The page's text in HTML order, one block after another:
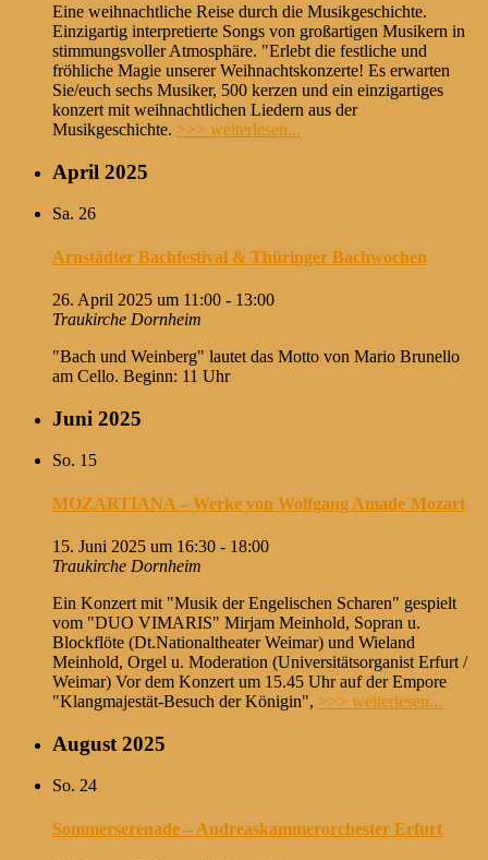
Eine weihnachtliche Reise durch die Musikgeschichte.
Einzigartig interpretierte Songs von großartigen Musikern in
stimmungsvoller Atmosphäre. "Erlebt die festliche und
fröhliche Magie unserer Weihnachtskonzerte! Es erwarten
Sie/euch sechs Musiker, 500 kerzen und ein einzigartiges
konzert mit weihnachtlichen Liedern aus der
Musikgeschichte. >>> weiterlesen...
April 2025
Sa. 26
Arnstädter Bachfestival & Thüringer Bachwochen
26. April 2025 um 11:00 - 13:00
Traukirche Dornheim
"Bach und Weinberg" lautet das Motto von Mario Brunello
am Cello. Beginn: 11 Uhr
Juni 2025
So. 15
MOZARTIANA – Werke von Wolfgang Amade´Mozart
15. Juni 2025 um 16:30 - 18:00
Traukirche Dornheim
Ein Konzert mit "Musik der Engelischen Scharen" gespielt
vom "DUO VIMARIS" Mirjam Meinhold, Sopran u.
Blockflöte (Dt.Nationaltheater Weimar) und Wieland
Meinhold, Orgel u. Moderation (Universitätsorganist Erfurt /
Weimar) Vor dem Konzert um 15.45 Uhr auf der Empore
"Klangmajestät-Besuch der Königin", >>> weiterlesen...
August 2025
So. 24
Sommerserenade – Andreaskammerorchester Erfurt